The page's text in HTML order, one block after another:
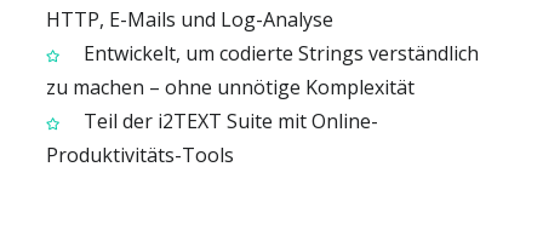
HTTP, E-Mails und Log-Analyse
Entwickelt, um codierte Strings verständlich
zu machen – ohne unnötige Komplexität
Teil der i2TEXT Suite mit Online-
Produktivitäts-Tools